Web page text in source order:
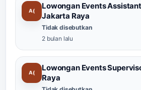
A(
Lowongan Events
Jakarta Raya
Tidak disebutkan
2 bulan lalu
A(
Lowongan Events
Raya